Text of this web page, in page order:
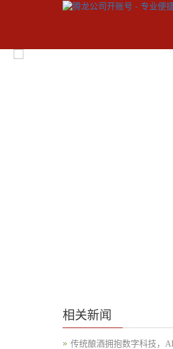
相关新闻
传统酿酒拥抱数字科技，